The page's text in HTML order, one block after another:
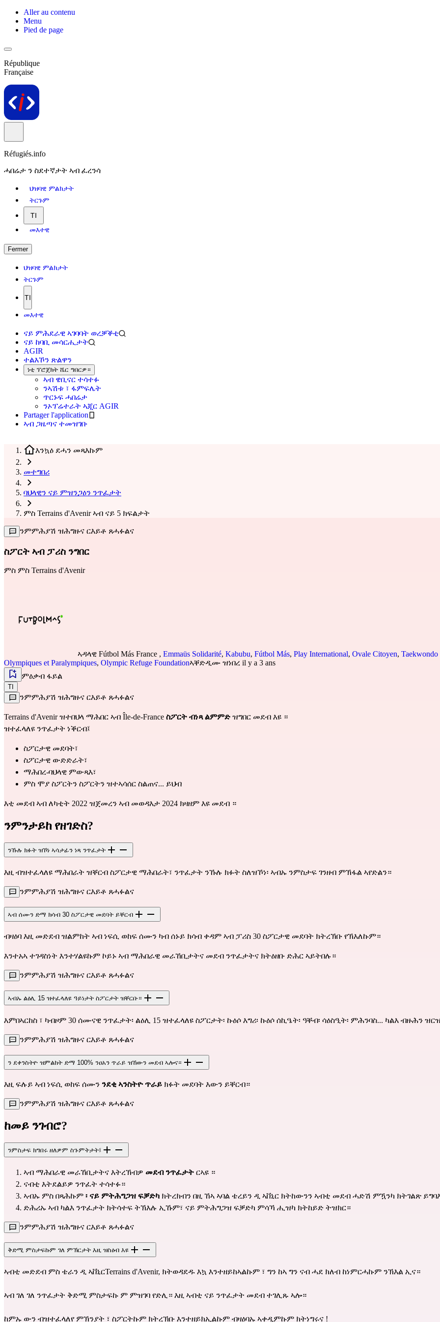
Aller au contenu
Menu
Pied de page
République
Française
Réfugiés.info
ሓበሬታ ን ስደተኛታት ኣብ ፈረንሳ
ህዝባዊ ምልክታት
ትርጉም
TI
መእተዊ
Fermer
ህዝባዊ ምልክታት
ትርጉም
TI
መእተዊ
ናይ ምሕደራዊ ኣገባባት ወረቓቕቲ
ናይ ከባቢ መሳርሒታት
AGIR
ተልእኾን ጽልዋን
ነቲ ፕሮጀክት ሼር ግበርዎ።
ኣብ ዌቢናር ተሳተፉ
ንኣሽቱ ፣ ፋምፍሌት
ጥርኑፍ ሓበሬታ
ንኦፕሬተራት ኣጂር AGIR
Partager l'application
ኣብ ጋዜጣና ተመዝገቡ
እንኳዕ ደሓን መጻእኩም
መተግበሪ
ባህላዊን ናይ ምዝንጋዕን ንጥፈታት
ምስ Terrains d'Avenir ኣብ ናይ 5 ክፍልታት
ንምምሕያሽ ዝሕግዙና ርእይቶ ጸሓፉልና
ስፖርት ኣብ ፓሪስ ንግበር
ምስ ምስ Terrains d'Avenir
ኣዳላዊ Fútbol Más France , Emmaüs Solidarité, Kabubu, Fútbol Más, Play International, Ovale Citoyen, Taekwondo
Olympiques et Paralympiques, Olympic Refuge Foundationኣቐድዲሙ ዝነበረ il y a 3 ans
ምዕቃብ ፋይል
TI
ንምምሕያሽ ዝሕግዙና ርእይቶ ጸሓፉልና
Terrains d'Avenir ዝተበህላ ማሕበር ኣብ Île-de-France ስፖርት ብነጻ ልምምድ ዝግበር መደብ እዩ ።
ዝተፈላለዩ ንጥፈታት ነቕርብ፤
ስፖርታዊ መደባት፣
ስፖርታዊ ውድድራት፣
ማሕበረ-ባህላዊ ምውጻእ፣
ምስ ሞያ ስፖርትን ስፖርትን ዝተኣሳሰር ስልጠና... ይህብ
እቲ መደብ ኣብ ለካቲት 2022 ዝጀመረን ኣብ መወዳእታ 2024 ክዛዘም እዩ መደብ ።
ንምንታይከ የዘገድስ?
ንኹሉ ክፉት ዝኾነ ኣሳታፊን ነጻ ንጥፈታት
እዚ ብዝተፈላለዩ ማሕበራት ዝቐርብ ስፖርታዊ ማሕበራት፣ ንጥፈታት ንኹሉ ክፉት ስለዝኾነ፡ ኣብኡ ንምስታፍ ገንዘብ ምኽፋል ኣየድልን።
ንምምሕያሽ ዝሕግዙና ርእይቶ ጸሓፉልና
ኣብ ሰሙን ድማ ክሳብ 30 ስፖርታዊ መደባት ይቐርብ
ብዛዕባ እዚ መድደብ ዝልምከት ኣብ ነፍሲ ወከፍ ሰሙን ካብ ሰኑይ ክሳብ ቀዳም ኣብ ፓሪስ 30 ስፖርታዊ መደባት ክትረኽቡ የኽእለኩም።
እንተአኣ ተገዳስነት እንተሃልዩኩም ኮይኑ ኣብ ማሕበራዊ መራኸቢታትና መደብ ንጥፈታትና ክትዕዘቡ ድሕር ኣይትበሉ።
ንምምሕያሽ ዝሕግዙና ርእይቶ ጸሓፉልና
ኣብኡ ልዕሊ 15 ዝተፈላለዩ ዓይነታት ስፖርታት ዝቐርቡ።
እምበኣርከስ ፣ ካብዞም 30 ሰሙናዊ ንጥፈታት፡ ልዕሊ 15 ዝተፈላለዩ ስፖርታት፡ ኩዕሶ እግሪ፡ ኩዕሶ ሰኪዔት፡ ዓቐብ፡ ሳዕስዒት፡ ምሕንባስ... ካልእ ብዙሕን
ንምምሕያሽ ዝሕግዙና ርእይቶ ጸሓፉልና
ን ደቀንስትዮ ዝምልከት ድማ 100% ንዐአን ጥራይ ዝኸውን መደብ ኣሎና።
እዚ ፍሉይ ኣብ ነፍሲ ወከፍ ሰሙን ንደቂ ኣንስትዮ ጥራይ ክፉት መደባት እውን ይቐርብ።
ንምምሕያሽ ዝሕግዙና ርእይቶ ጸሓፉልና
ከመይ ንገብሮ?
ንምስታፍ ክግበሩ ዘለዎም ስጉምትታት፤
ኣብ ማሕበራዊ መራኸቢታትና እትረኽብዎ መደብ ንጥፈታት ርኣዩ ።
ናብቲ እትደልይዎ ንጥፈት ተሳተፉ።
ኣብኡ ምስ በጻሕኩም ፡ ናይ ምትሕግጋዝ ፍቓድካ ክትረክብን በዚ ኸኣ ኣባል ቴረይን ዲ ኣቨኒር ክትከውንን ኣብቲ መደብ ሓድሽ ምዃንካ ክትገልጽ
ድሕሪኡ ኣብ ካልእ ንጥፈታት ክትሳተፍ ትኽእሉ ኢኹም፣ ናይ ምትሕግጋዝ ፍቓድካ ምሳኻ ሒዝካ ክትከይድ ትዝክር።
ንምምሕያሽ ዝሕግዙና ርእይቶ ጸሓፉልና
ቅድሚ ምስታፍኩም ገለ ምኽርታት እዚ ዝስዕብ እዩ
ኣብቲ መድደብ ምስ ቴራን ዲ ኣቨኒርTerrains d'Avenir, ክትወዳደዱ እኳ እንተዘይከኣልኩም ፣ ግን ከኣ ግን ናብ ሓደ ክለብ ከነምርሓኩም ንኽእል ኢና።
ኣብ ገለ ገለ ንጥፈታት ቅድሚ ምስታፍኩ ም ምዝገባ የድሊ። እዚ ኣብቲ ናይ ንጥፈታት መደብ ተገሊጹ ኣሎ።
ከምኡ ውን ብዝተፈላለየ ምኽንያት ፣ ስፖርትኩም ክትረኽቡ እንተዘይክኢልኩም ብዛዕባኡ ኣቀዲምኩም ክትነግሩና !